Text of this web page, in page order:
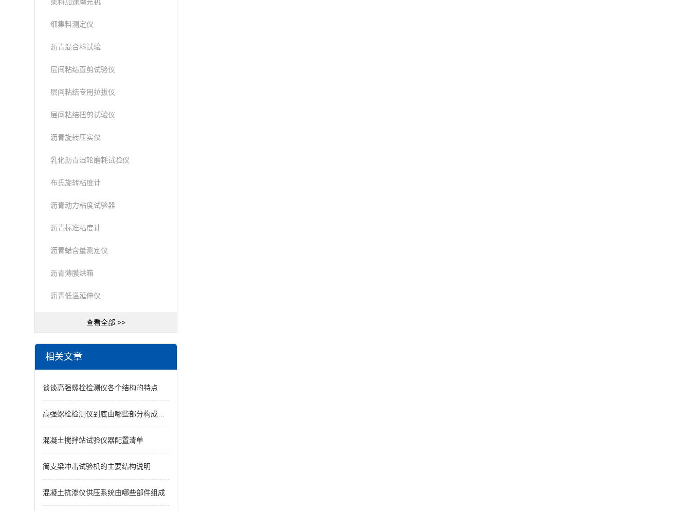
细集料测定仪
沥青混合料试验
层间粘结直剪试验仪
层间粘结专用拉拔仪
层间粘结扭剪试验仪
沥青旋转压实仪
乳化沥青湿轮磨耗试验仪
布氏旋转粘度计
沥青动力粘度试验器
沥青标准粘度计
沥青蜡含量测定仪
沥青薄膜烘箱
沥青低温延伸仪
查看全部 >>
相关文章
谈谈高强螺栓检测仪各个结构的特点
高强螺栓检测仪到底由哪些部分构成？一文拆解核心组件
混凝土搅拌站试验仪器配置清单
简支梁冲击试验机的主要结构说明
混凝土抗渗仪供压系统由哪些部件组成